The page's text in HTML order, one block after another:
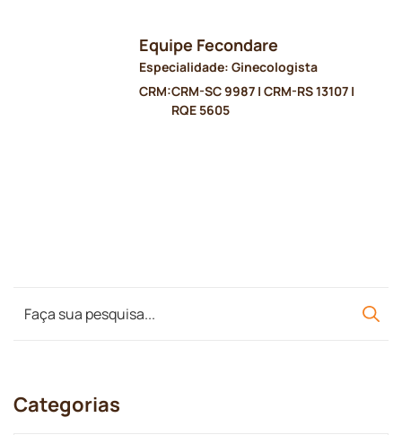
Equipe Fecondare
Especialidade: Ginecologista
CRM:CRM-SC 9987 | CRM-RS 13107 |
RQE 5605
Categorias